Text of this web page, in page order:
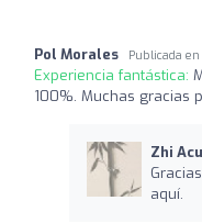
Pol Morales Publicada en
Experiencia fantástica:
100%. Muchas gracias
Zhi
aquí.